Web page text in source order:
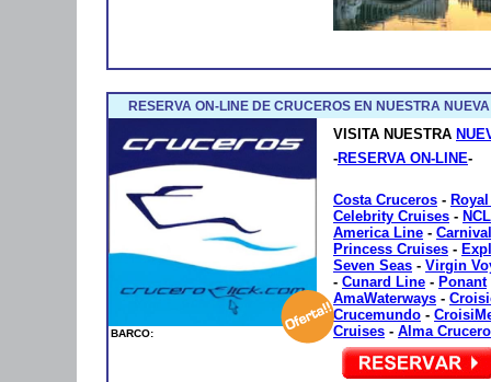
RESERVA ON-LINE DE CRUCEROS EN NUESTRA
BARCO:
VISITA NUESTRA
-RESERVA ON-LINE-
Costa Cruceros -
Celebrity Cruises - NCL
America Line -
Princess Cruises -
Seven Seas - Virgin
- Cunard Line - Ponant
AmaWaterways -
Crucemundo -
Cruises - Alma